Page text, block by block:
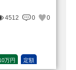
4512 0
0
万円 定額